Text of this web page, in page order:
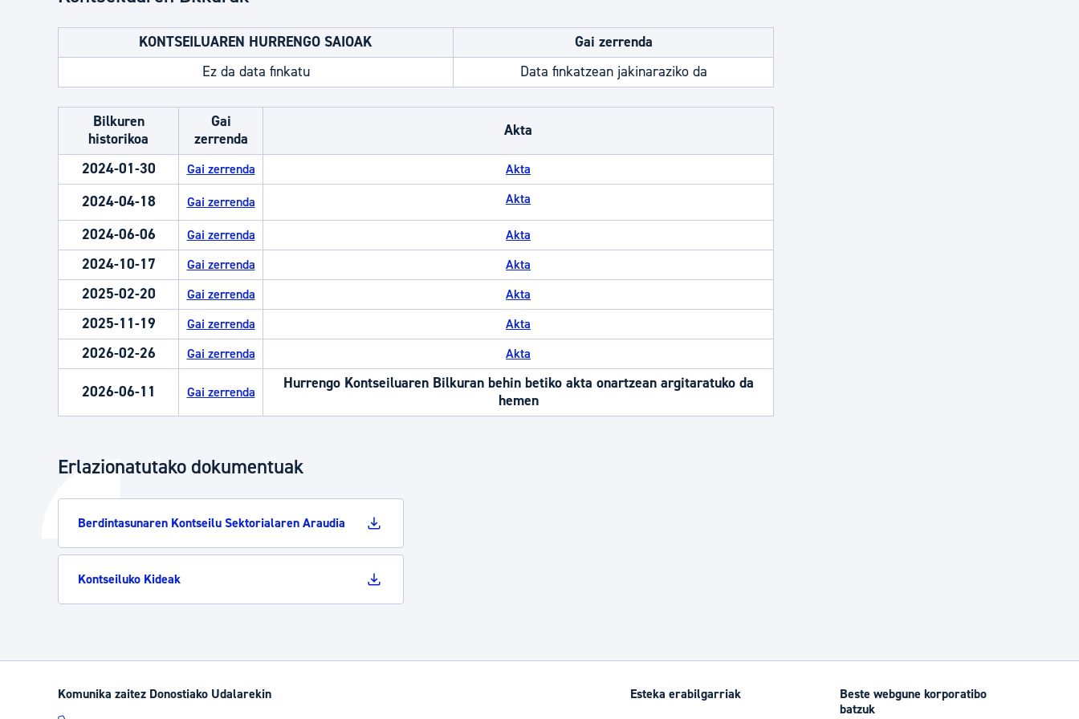
KONTSEILUAREN HURRENGO SAIOAK
Gai zerrenda
Ez da data finkatu
Data finkatzean jakinaraziko da
Bilkuren
historikoa
Gai
zerrenda
Akta
2024-01-30 Gai zerrenda Akta
2024-04-18 Gai zerrenda Akta
2024-06-06 Gai zerrenda Akta
2024-10-17 Gai zerrenda Akta
2025-02-20 Gai zerrenda Akta
2025-11-19 Gai zerrenda Akta
2026-02-26 Gai zerrenda Akta
2026-06-11 Gai zerrenda
Hurrengo Kontseiluaren Bilkuran behin betiko akta onartzean argitaratuko da
hemen
Erlazionatutako dokumentuak
Berdintasunaren Kontseilu Sektorialaren Araudia
Kontseiluko Kideak
Komunika zaitez Donostiako Udalarekin Esteka erabilgarriak
Beste webgune korporatibo
batzuk